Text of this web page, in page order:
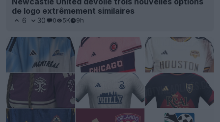
de logo extrêmement similaires
6 30 0 5K 9h